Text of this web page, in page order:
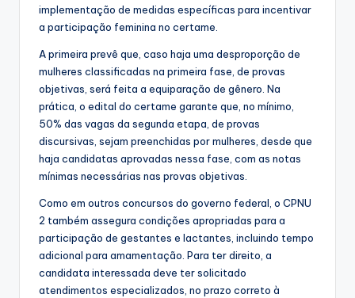
implementação de medidas específicas para incentivar
a participação feminina no certame.
A primeira prevê que, caso haja uma desproporção de
mulheres classificadas na primeira fase, de provas
objetivas, será feita a equiparação de gênero. Na
prática, o edital do certame garante que, no mínimo,
50% das vagas da segunda etapa, de provas
discursivas, sejam preenchidas por mulheres, desde que
haja candidatas aprovadas nessa fase, com as notas
mínimas necessárias nas provas objetivas.
Como em outros concursos do governo federal, o CPNU
2 também assegura condições apropriadas para a
participação de gestantes e lactantes, incluindo tempo
adicional para amamentação. Para ter direito, a
candidata interessada deve ter solicitado
atendimentos especializados, no prazo correto à